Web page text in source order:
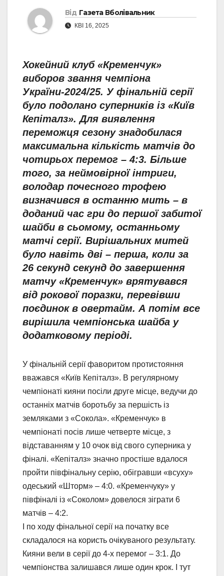
Від Газета Вболівальник
КВІ 16, 2025
Хокейний клуб «Кременчук»
виборов звання чемпіона
України-2024/25. У фінальній серії
було подолано суперників із «Київ
Кепіталз». Для виявлення
переможця сезону знадобилася
максимальна кількість матчів до
чотирьох перемог – 4:3. Більше
того, за неймовірної інтриги,
володар почесного трофею
визначився в останню мить – в
доданий час гри до першої забитої
шайби в сьомому, останньому
матчі серії. Вирішальних митей
було навіть дві – перша, коли за
26 секунд секунд до завершення
матчу «Кременчук» врятувався
від рокової поразки, перевівши
поєдинок в овертайм. А потім все
вирішила чемпіонська шайба у
додатковому періоді.
У фінальній серії фаворитом протистояння
вважався «Київ Кепіталз». В регулярному
чемпіонаті кияни посіли друге місце, ведучи до
останніх матчів боротьбу за першість із
земляками з «Сокола». «Кременчук» в
чемпіонаті посів лише четверте місце, з
відставанням у 10 очок від свого суперника у
фіналі. «Кепіталз» значно простіше вдалося
пройти півфінальну серію, обігравши «всуху»
одеський «Шторм» – 4:0. «Кременчуку» у
півфіналі із «Соколом» довелося зіграти 6
матчів – 4:2.
І по ходу фінальної серії на початку все
складалося на користь очікуваного результату.
Кияни вели в серії до 4-х перемог – 3:1. До
чемпіонства залишався лише один крок. І тут